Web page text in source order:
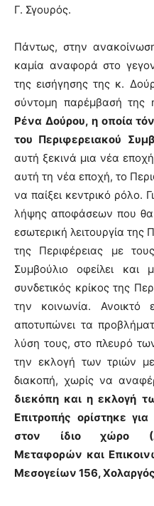
Γ. Σγουρός.
Πάντως, στην
καμία αναφορά στο
της εισήγησης της κ.
σύντομη παρέμβασή της
Ρένα Δούρου, η οποία
του Περιφερειακού
αυτή ξεκινά μια νέα
αυτή τη νέα εποχή, το
να παίξει κεντρικό ρόλο.
λήψης αποφάσεων που θα
εσωτερική λειτουργία της
της Περιφέρειας με
Συμβούλιο οφείλει και
συνδετικός κρίκος της
την κοινωνία. Ανοικτό
αποτυπώνει τα
λύση τους, στο πλευρό
την εκλογή των τριών
διακοπή, χωρίς να
διεκόπη και η εκλογή
Επιτροπής ορίστηκε
στον ίδιο χώρο
Μεταφορών και
Μεσογείων 156,